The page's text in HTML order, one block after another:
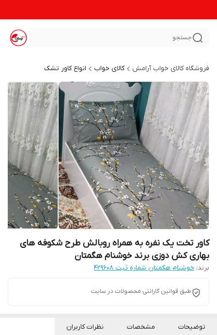
جستجو
فروشگاه کالای خواب آرامش کالای خواب انواع کاور تشک
کاور تخت یک نفره به همراه روبالش طرح شکوفه های
بهاری کش دوزی برند خوشنام هگمتان
برند: خوشنام هگمتان شماره ثبت ۴۲۹۶۰۸
طبق قوانین گارانتی محصولات در سایت
توضیحات مشخصات نظرات کاربران